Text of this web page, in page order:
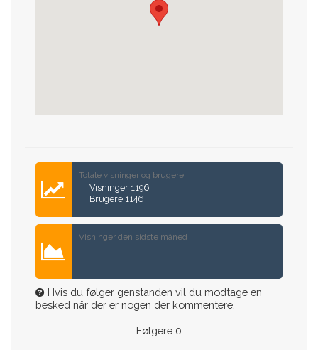
Totale visninger og brugere
Visninger 1196
Brugere 1146
Visninger den sidste måned
Hvis du følger genstanden vil du modtage en
besked når der er nogen der kommentere.
Følgere 0